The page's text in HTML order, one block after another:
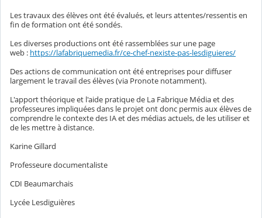
Les travaux des élèves ont été évalués, et leurs attentes/ressentis en
fin de formation ont été sondés.
Les diverses productions ont été rassemblées sur une page
web : https://lafabriquemedia.fr/ce-chef-nexiste-pas-lesdiguieres/
Des actions de communication ont été entreprises pour diffuser
largement le travail des élèves (via Pronote notamment).
L'apport théorique et l'aide pratique de La Fabrique Média et des
professeures impliquées dans le projet ont donc permis aux élèves de
comprendre le contexte des IA et des médias actuels, de les utiliser et
de les mettre à distance.
Karine Gillard
Professeure documentaliste
CDI Beaumarchais
Lycée Lesdiguières